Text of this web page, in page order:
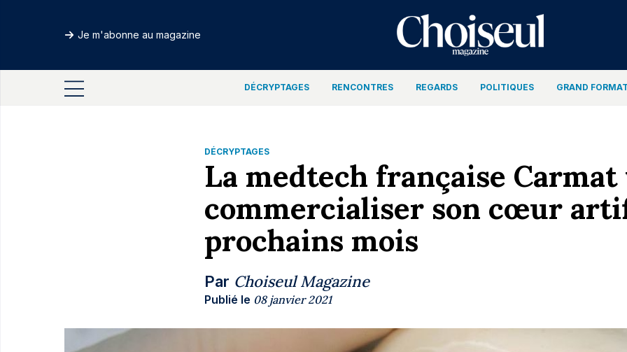
Je m'abonne au magazine
DÉCRYPTAGES RENCONTRES REGARDS POLITIQUES GRAND FORMAT
DÉCRYPTAGES
La medtech française Carmat
commercialiser son cœur
prochains mois
Par Choiseul Magazine
Publié le 08 janvier 2021